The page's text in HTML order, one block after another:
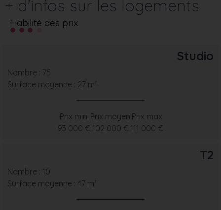
+ d'infos sur les logements
Fiabilité des prix
Studio
Nombre : 75
Surface moyenne : 27 m²
Prix mini
93 000 €
Prix moyen
102 000 €
Prix max
111 000 €
T2
Nombre : 10
Surface moyenne : 47 m²